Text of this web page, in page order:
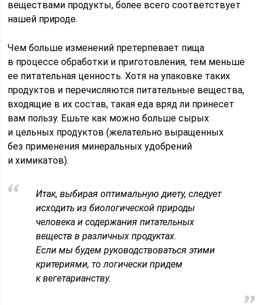
веществами продукты, более всего соответствует
нашей при­роде.
Чем больше изменений претерпе­вает пища
в процессе обработки и приготовления, тем меньше
ее пита­тельная ценность. Хотя на упаковке таких
продуктов и перечисляются пи­тательные вещества,
входящие в их состав, такая еда вряд ли принесет
вам пользу. Ешьте как можно больше сырых
и цельных продуктов (жела­тельно выращенных
без применения минеральных удобрений
и химикатов).
Итак, выбирая оптимальную диету, следует
исходить из биологической природы
человека и содержания пи­тательных
веществ в различных про­дуктах.
Если мы будем руководство­ваться этими
критериями, то логи­чески придем
к вегетарианству.